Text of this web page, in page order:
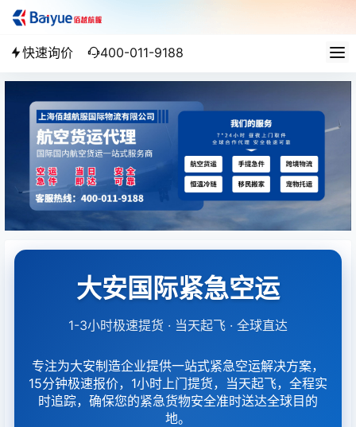
快速询价 400-011-9188
大安国际紧急空运
1-3小时极速提货 · 当天起飞 · 全球直达
专注为大安制造企业提供一站式紧急空运解决方案，
15分钟极速报价，1小时上门提货，当天起飞，全程实
时追踪，确保您的紧急货物安全准时送达全球目的
地。